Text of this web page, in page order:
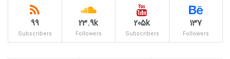
137
Followers
205k
Subscribers
23.9k
Followers
99
Subscribers